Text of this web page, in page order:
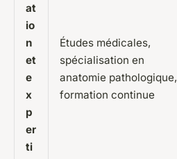
at
io
n
et
e
x
p
er
ti
Études médicales,
spécialisation en
anatomie pathologique,
formation continue